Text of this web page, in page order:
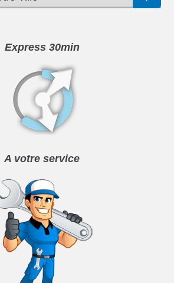
Express 30min
A votre service